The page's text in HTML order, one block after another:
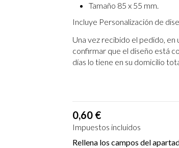
Tamaño 85 x 55 mm.
Incluye Personalización de
Una vez recibido el pedido, en
confirmar que el diseño está
días lo tiene en su domicilio
0,60 €
Impuestos incluidos
Rellena los campos del